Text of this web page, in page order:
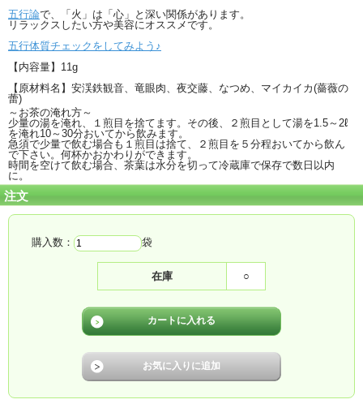
五行論で、「火」は「心」と深い関係があります。
リラックスしたい方や美容にオススメです。
五行体質チェックをしてみよう♪
【内容量】11g
【原材料名】安渓鉄観音、竜眼肉、夜交藤、なつめ、マイカイカ(薔薇の
蕾)
～お茶の淹れ方～
少量の湯を淹れ、１煎目を捨てます。その後、２煎目として湯を1.5～2ℓ
を淹れ10～30分おいてから飲みます。
急須で少量で飲む場合も１煎目は捨て、２煎目を５分程おいてから飲ん
で下さい。何杯かおかわりができます。
時間を空けて飲む場合、茶葉は水分を切って冷蔵庫で保存で数日以内
に。
注文
購入数： 袋
在庫 ○